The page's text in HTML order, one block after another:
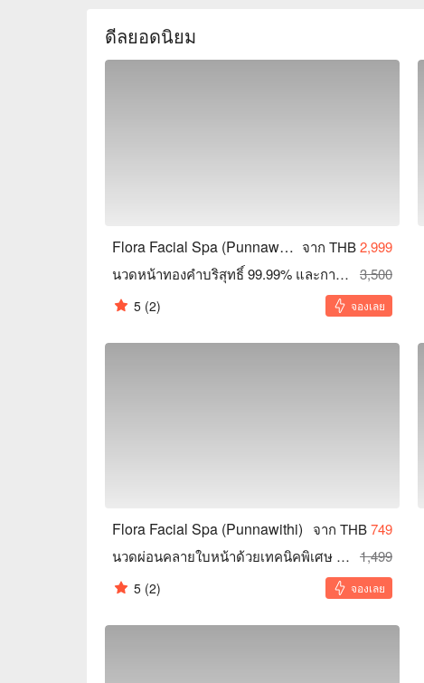
ดีลยอดนิยม
Flora Facial Spa (Punnawithi) จาก THB2,999
นวดหน้าทองคำบริสุทธิ์ 99.99% และการนวดหน้าแบบพรีเมียม (13 ขั้นตอน)
3,500
5 (2) จองเลย
Flora Facial Spa (Punnawithi) จาก THB749
นวดผ่อนคลายใบหน้าด้วยเทคนิคพิเศษ (11 ขั้นตอน) 1,499
5 (2) จองเลย